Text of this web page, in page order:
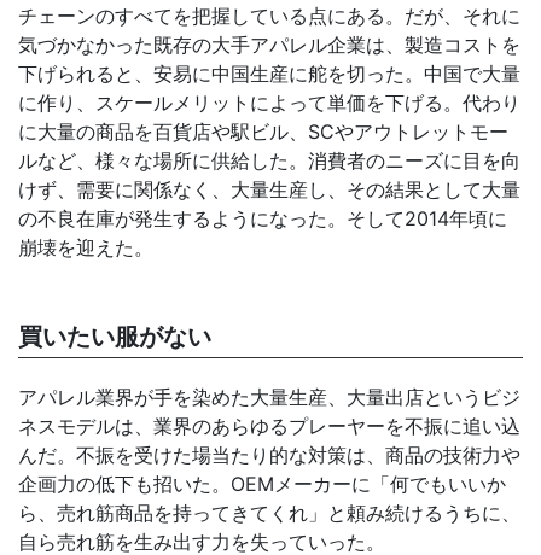
チェーンのすべてを把握している点にある。だが、それに
気づかなかった既存の大手アパレル企業は、製造コストを
下げられると、安易に中国生産に舵を切った。中国で大量
に作り、スケールメリットによって単価を下げる。代わり
に大量の商品を百貨店や駅ビル、SCやアウトレットモー
ルなど、様々な場所に供給した。消費者のニーズに目を向
けず、需要に関係なく、大量生産し、その結果として大量
の不良在庫が発生するようになった。そして2014年頃に
崩壊を迎えた。
買いたい服がない
アパレル業界が手を染めた大量生産、大量出店というビジ
ネスモデルは、業界のあらゆるプレーヤーを不振に追い込
んだ。不振を受けた場当たり的な対策は、商品の技術力や
企画力の低下も招いた。OEMメーカーに「何でもいいか
ら、売れ筋商品を持ってきてくれ」と頼み続けるうちに、
自ら売れ筋を生み出す力を失っていった。